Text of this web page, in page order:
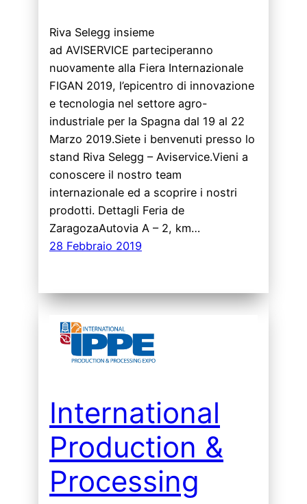
Riva Selegg insieme
ad AVISERVICE parteciperanno
nuovamente alla Fiera Internazionale
FIGAN 2019, l’epicentro di innovazione
e tecnologia nel settore agro-
industriale per la Spagna dal 19 al 22
Marzo 2019.Siete i benvenuti presso lo
stand Riva Selegg – Aviservice.Vieni a
conoscere il nostro team
internazionale ed a scoprire i nostri
prodotti. Dettagli Feria de
ZaragozaAutovia A – 2, km…
28 Febbraio 2019
International
Production &
Processing